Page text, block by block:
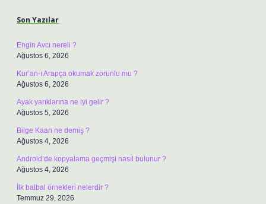
Son Yazılar
Engin Avcı nereli ?
Ağustos 6, 2026
Kur’an-ı Arapça okumak zorunlu mu ?
Ağustos 6, 2026
Ayak yarıklarına ne iyi gelir ?
Ağustos 5, 2026
Bilge Kaan ne demiş ?
Ağustos 4, 2026
Android’de kopyalama geçmişi nasıl bulunur ?
Ağustos 4, 2026
İlk balbal örnekleri nelerdir ?
Temmuz 29, 2026